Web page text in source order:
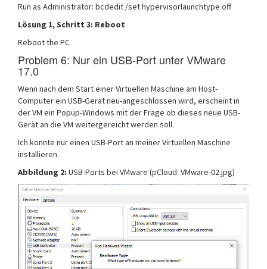
Run as Administrator: bcdedit /set hypervisorlaunchtype off
Lösung 1, Schritt 3: Reboot
Reboot the PC
Problem 6: Nur ein USB-Port unter VMware
17.0
Wenn nach dem Start einer Virtuellen Maschine am Host-
Computer ein USB-Gerät neu-angeschlossen wird, erscheint in
der VM ein Popup-Windows mit der Frage ob dieses neue USB-
Gerät an die VM weitergereicht werden soll.
Ich konnte nur einen USB-Port an meiner Virtuellen Maschine
installieren.
Abbildung 2: USB-Ports bei VMware (pCloud: VMware-02.jpg)